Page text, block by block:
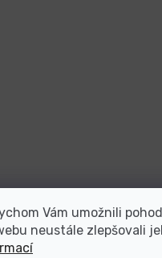
Vám umožnili
neustále zlepšovali